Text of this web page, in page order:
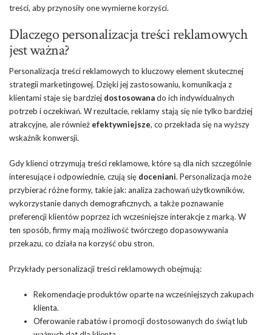
treści, aby przynosiły one wymierne korzyści.
Dlaczego personalizacja treści reklamowych
jest ważna?
Personalizacja treści reklamowych to kluczowy element skutecznej
strategii marketingowej. Dzięki jej zastosowaniu, komunikacja z
klientami staje się bardziej dostosowanado ich indywidualnych
potrzeb i oczekiwań. W rezultacie, reklamy stają się nie tylko bardziej
atrakcyjne, ale również efektywniejsze, co przekłada się na wyższy
wskaźnik konwersji.
Gdy klienci otrzymują treści reklamowe, które są dla nich szczególnie
interesujące i odpowiednie, czują się doceniani. Personalizacja może
przybierać różne formy, takie jak: analiza zachowań użytkowników,
wykorzystanie danych demograficznych, a także poznawanie
preferencji klientów poprzez ich wcześniejsze interakcje z marką. W
ten sposób, firmy mają możliwość twórczego dopasowywania
przekazu, co działa na korzyść obu stron.
Przykłady personalizacji treści reklamowych obejmują:
Rekomendacje produktów oparte na wcześniejszych zakupach
klienta.
Oferowanie rabatów i promocji dostosowanych do świąt lub